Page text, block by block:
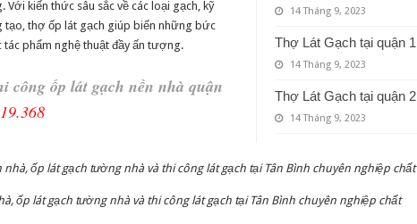
14 Tháng 9, 2023
Thợ Lát Gạch tại quận 1
14 Tháng 9, 2023
Thợ Lát Gạch tại quận 2
14 Tháng 9, 2023
Với kiến thức sâu sắc về các loại gạch, kỹ
tạo, thợ ốp lát gạch giúp biến những bức
phẩm nghệ thuật đầy ấn tượng.
công ốp lát gạch nền nhà quận
ốp lát gạch tường nhà và thi công lát gạch tại Tân Bình chuyên nghiệp chất